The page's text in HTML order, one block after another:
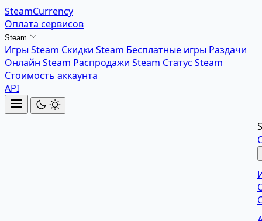
SteamCurrency
Оплата сервисов
Steam
Игры Steam Скидки Steam Бесплатные игры Раздачи
Онлайн Steam Распродажи Steam Статус Steam
Стоимость аккаунта
API